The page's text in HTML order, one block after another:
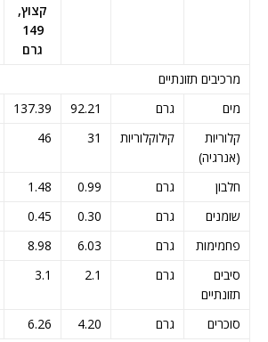
קצוץ,
149
גרם
מרכיבים תזונתיים
מים
גרם 92.21
137.39
קלוריות
(אנרגיה)
קילוקלוריות 31
46
חלבון גרם 0.99
1.48
שומנים
גרם 0.30
0.45
פחמימות
גרם 6.03
8.98
סיבים
תזונתיים
גרם 2.1
3.1
סוכרים גרם 4.20
6.26